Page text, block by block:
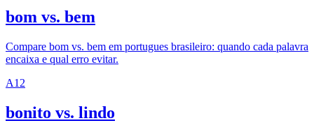
bom vs. bem
Compare bom vs. bem em portugues brasileiro: quando cada palavra
encaixa e qual erro evitar.
A1 2
bonito vs. lindo